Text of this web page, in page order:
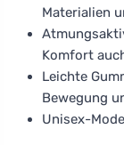
Materialien
Komfort
Leichte
Bewegung
Unisex-